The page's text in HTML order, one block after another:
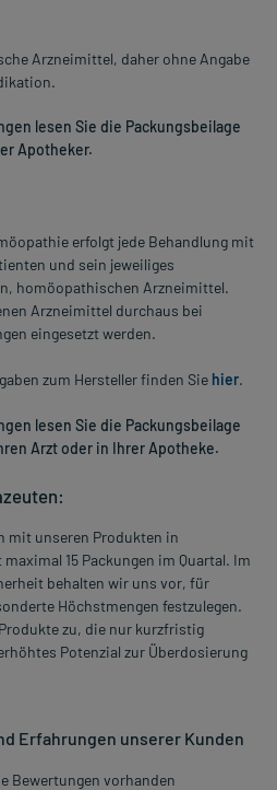
Arzneimittel, daher ohne Angabe
lesen Sie die Packungsbeilage
Apotheker.
erfolgt jede Behandlung mit
und sein jeweiliges
homöopathischen Arzneimittel.
Arzneimittel durchaus bei
eingesetzt werden.
zum Hersteller finden Sie hier.
lesen Sie die Packungsbeilage
Arzt oder in Ihrer Apotheke.
mit unseren Produkten in
15 Packungen im Quartal. Im
behalten wir uns vor, für
Höchstmengen festzulegen.
zu, die nur kurzfristig
Potenzial zur Überdosierung
Erfahrungen unserer Kunden
Bewertungen vorhanden